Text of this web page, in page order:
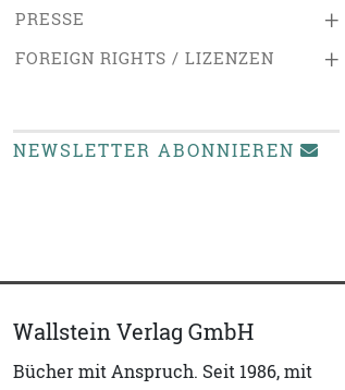
+
PRESSE
+
FOREIGN RIGHTS / LIZENZEN
NEWSLETTER ABONNIEREN
Wallstein Verlag GmbH
Bücher mit Anspruch. Seit 1986, mit